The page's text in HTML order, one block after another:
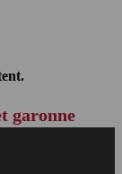
garonne